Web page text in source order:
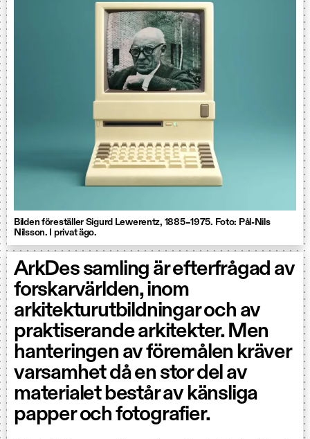
Bilden föreställer Sigurd Lewerentz, 1885–1975. Foto: Pål-Nils
Nilsson. I privat ägo.
ArkDes samling är efterfrågad av
forskarvärlden, inom
arkitekturutbildningar och av
praktiserande arkitekter. Men
hanteringen av föremålen kräver
varsamhet då en stor del av
materialet består av känsliga
papper och fotografier.